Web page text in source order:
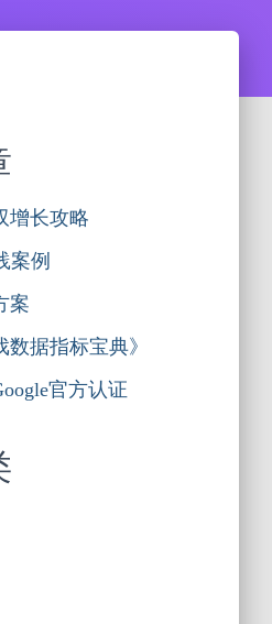
增长攻略
案例
案
据指标宝典》
官方认证